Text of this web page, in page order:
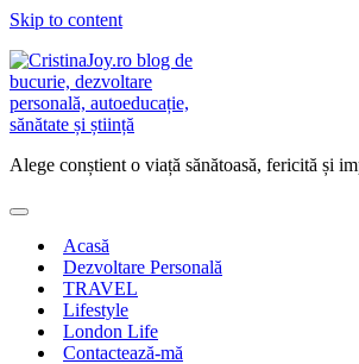
Skip to content
Alege conștient o viață sănătoasă, fericită și
Acasă
Dezvoltare Personală
TRAVEL
Lifestyle
London Life
Contactează-mă